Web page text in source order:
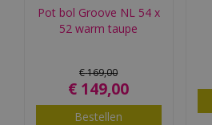
Pot bol Groove NL 54 x
52 warm taupe
€169,00
€ 149,00
Bestellen